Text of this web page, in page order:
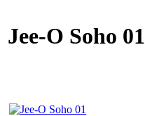
Jee-O Soho 01